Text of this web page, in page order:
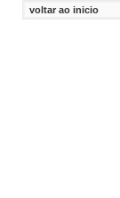
voltar ao inicio